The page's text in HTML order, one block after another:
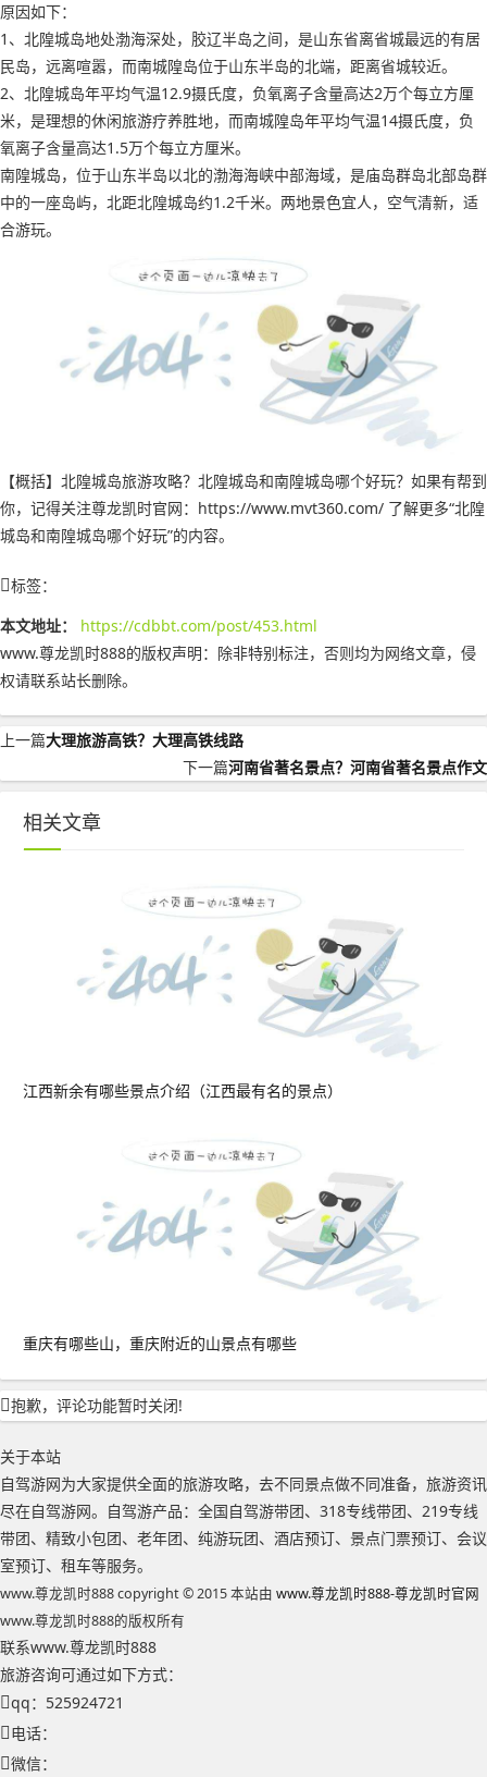
原因如下：
1、北隍城岛地处渤海深处，胶辽半岛之间，是山东省离省城最远的有居
民岛，远离喧嚣，而南城隍岛位于山东半岛的北端，距离省城较近。
2、北隍城岛年平均气温12.9摄氏度，负氧离子含量高达2万个每立方厘
米，是理想的休闲旅游疗养胜地，而南城隍岛年平均气温14摄氏度，负
氧离子含量高达1.5万个每立方厘米。
南隍城岛，位于山东半岛以北的渤海海峡中部海域，是庙岛群岛北部岛群
中的一座岛屿，北距北隍城岛约1.2千米。两地景色宜人，空气清新，适
合游玩。
【概括】北隍城岛旅游攻略？北隍城岛和南隍城岛哪个好玩？如果有帮到
你，记得关注尊龙凯时官网：https://www.mvt360.com/ 了解更多“北隍
城岛和南隍城岛哪个好玩”的内容。
标签：
本文地址：
https://cdbbt.com/post/453.html
www.尊龙凯时888的版权声明： 除非特别标注，否则均为网络文章，侵
权请联系站长删除。
上一篇大理旅游高铁？大理高铁线路
下一篇河南省著名景点？河南省著名景点作文
相关文章
江西新余有哪些景点介绍（江西最有名的景点）
重庆有哪些山，重庆附近的山景点有哪些
抱歉，评论功能暂时关闭!
关于本站
自驾游网为大家提供全面的旅游攻略，去不同景点做不同准备，旅游资讯
尽在自驾游网。自驾游产品：全国自驾游带团、318专线带团、219专线
带团、精致小包团、老年团、纯游玩团、酒店预订、景点门票预订、会议
室预订、租车等服务。
www.尊龙凯时888 copyright © 2015 本站由 www.尊龙凯时888-尊龙凯时官网
www.尊龙凯时888的版权所有
联系www.尊龙凯时888
旅游咨询可通过如下方式：
qq：525924721
电话：
微信：